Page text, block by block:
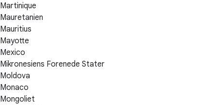
Martinique
Mauretanien
Mauritius
Mayotte
Mexico
Mikronesiens Forenede Stater
Moldova
Monaco
Mongoliet